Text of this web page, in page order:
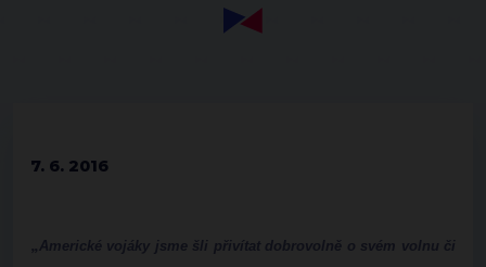
7. 6. 2016
„ Americké vojáky jsme šli přivítat dobrovolně o svém volnu či